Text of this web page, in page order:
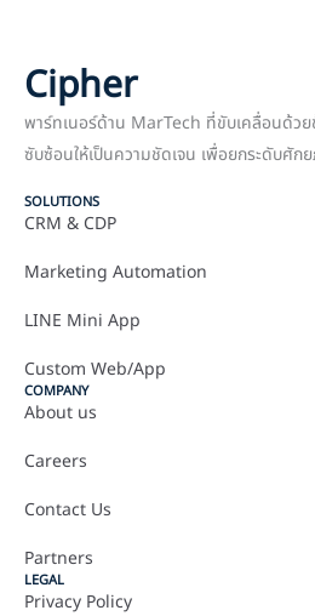
Cipher
พาร์ทเนอร์ด้าน MarTech ที่ขับเคลื่อนด้วย
ซับซ้อนให้เป็นความชัดเจน เพื่อยกระดับศั
SOLUTIONS
CRM & CDP
Marketing Automation
LINE Mini App
Custom Web/App
COMPANY
About us
Careers
Contact Us
Partners
LEGAL
Privacy Policy